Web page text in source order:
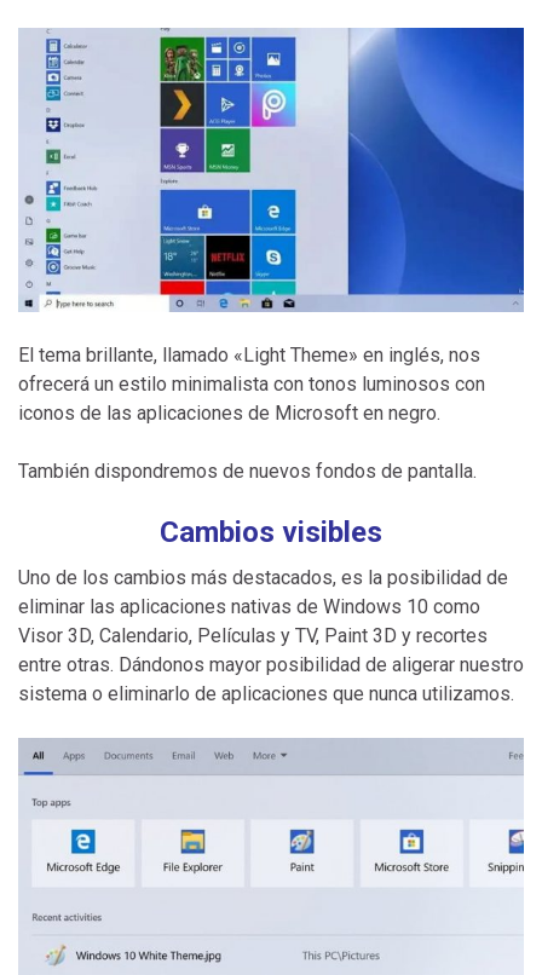
El tema brillante, llamado «Light Theme» en inglés, nos
ofrecerá un estilo minimalista con tonos luminosos con
iconos de las aplicaciones de Microsoft en negro.
También dispondremos de nuevos fondos de pantalla.
Cambios visibles
Uno de los cambios más destacados, es la posibilidad de
eliminar las aplicaciones nativas de Windows 10 como
Visor 3D, Calendario, Películas y TV, Paint 3D y recortes
entre otras. Dándonos mayor posibilidad de aligerar nuestro
sistema o eliminarlo de aplicaciones que nunca utilizamos.